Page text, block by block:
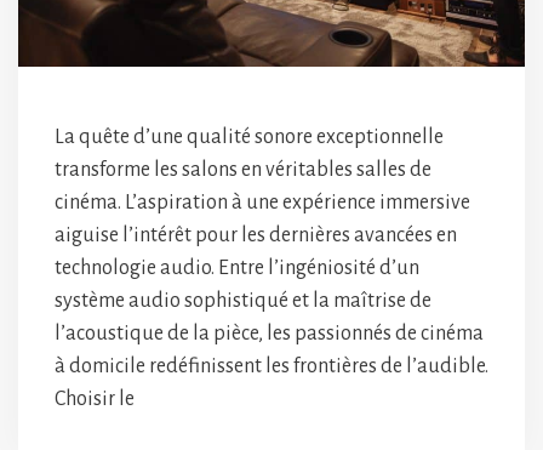
La quête d’une qualité sonore exceptionnelle
transforme les salons en véritables salles de
cinéma. L’aspiration à une expérience immersive
aiguise l’intérêt pour les dernières avancées en
technologie audio. Entre l’ingéniosité d’un
système audio sophistiqué et la maîtrise de
l’acoustique de la pièce, les passionnés de cinéma
à domicile redéfinissent les frontières de l’audible.
Choisir le